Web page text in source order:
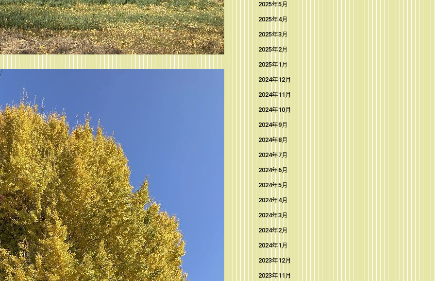
2025年5月
2025年4月
2025年3月
2025年2月
2025年1月
2024年12月
2024年11月
2024年10月
2024年9月
2024年8月
2024年7月
2024年6月
2024年5月
2024年4月
2024年3月
2024年2月
2024年1月
2023年12月
2023年11月